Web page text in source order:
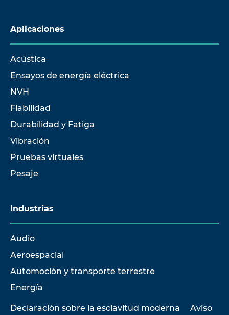
Aplicaciones
Acústica
Ensayos de energía eléctrica
NVH
Fiabilidad
Durabilidad y Fatiga
Vibración
Pruebas virtuales
Pesaje
Industrias
Audio
Aeroespacial
Automoción y transporte terrestre
Energía
Declaración sobre la esclavitud moderna Aviso